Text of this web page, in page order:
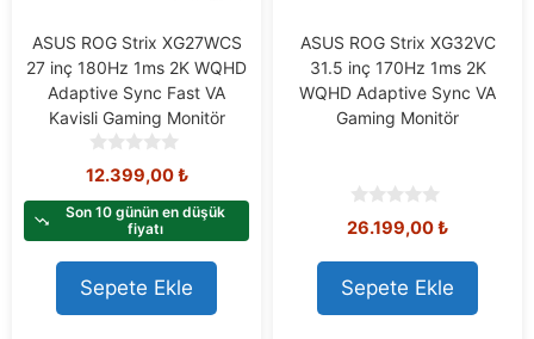
ASUS ROG Strix XG27WCS
27 inç 180Hz 1ms 2K WQHD
Adaptive Sync Fast VA
Kavisli Gaming Monitör
0
o
u
5
12.399,00₺
Son 10 günün en düşük
fiyatı
Sepete Ekle
ASUS ROG Strix XG32VC
31.5 inç 170Hz 1ms 2K
WQHD Adaptive Sync VA
Gaming Monitör
0
o
u
t
o
f
26.199,00₺
Sepete Ekle